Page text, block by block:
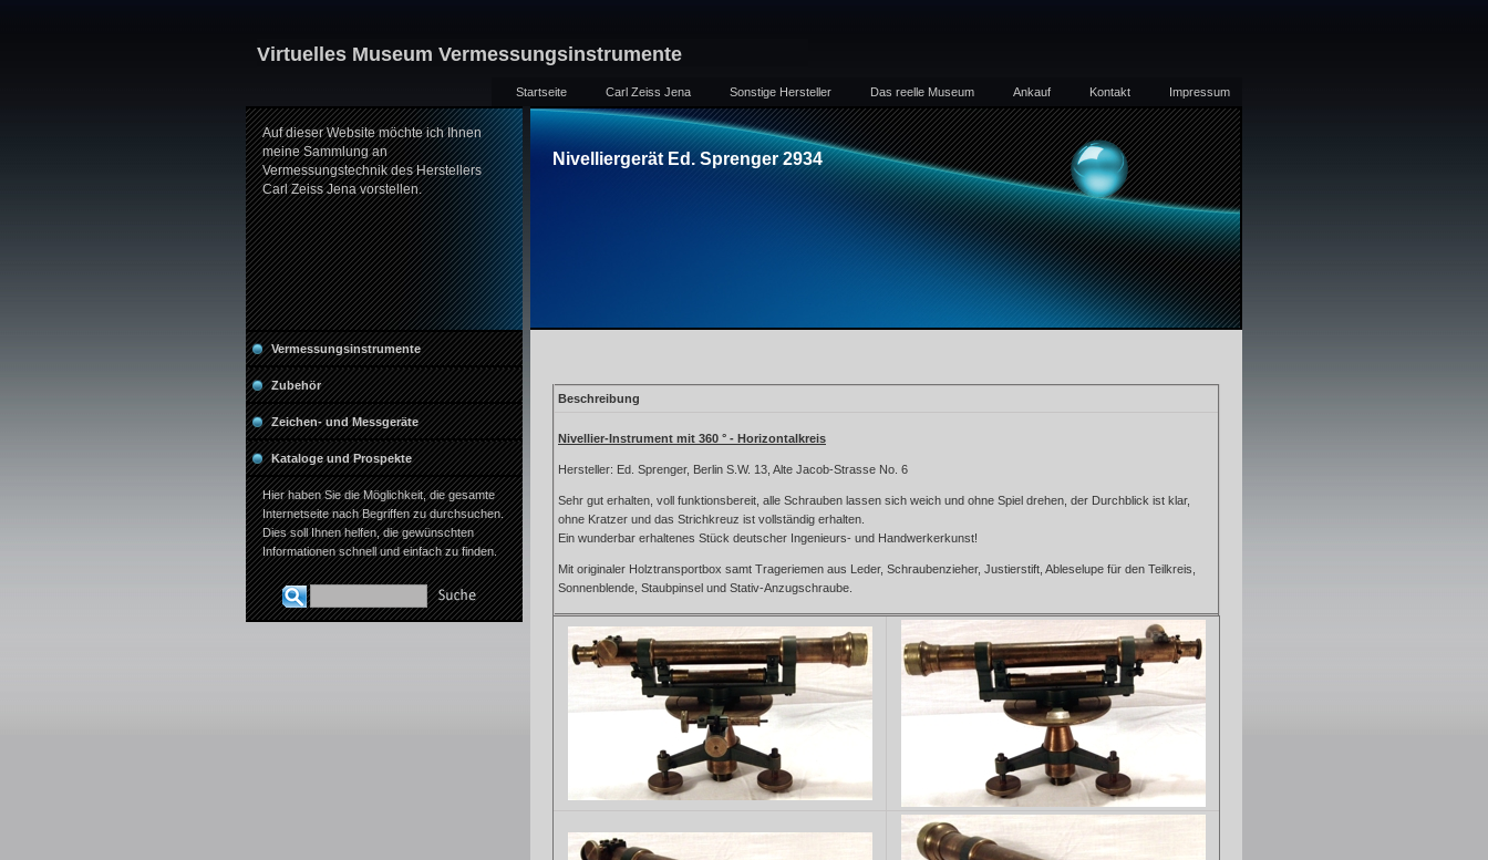
Virtuelles Museum Vermessungsinstrumente
Startseite Carl Zeiss Jena Sonstige Hersteller Das reelle Museum Ankauf Kontakt Impressum
Auf dieser Website möchte ich Ihnen
meine Sammlung an
Vermessungstechnik des Herstellers
Carl Zeiss Jena vorstellen.
Vermessungsinstrumente
Zubehör
Zeichen- und Messgeräte
Kataloge und Prospekte
Hier haben Sie die Möglichkeit, die gesamte
Internetseite nach Begriffen zu durchsuchen.
Dies soll Ihnen helfen, die gewünschten
Informationen schnell und einfach zu finden.
Nivelliergerät Ed. Sprenger 2934
Beschreibung
Nivellier-Instrument mit 360 ° - Horizontalkreis
Hersteller: Ed. Sprenger, Berlin S.W. 13, Alte Jacob-Strasse No. 6
Sehr gut erhalten, voll funktionsbereit, alle Schrauben lassen sich weich und ohne Spiel drehen, der Durchblick ist klar,
ohne Kratzer und das Strichkreuz ist vollständig erhalten.
Ein wunderbar erhaltenes Stück deutscher Ingenieurs- und Handwerkerkunst!
Mit originaler Holztransportbox samt Trageriemen aus Leder, Schraubenzieher, Justierstift, Ableselupe für den Teilkreis,
Sonnenblende, Staubpinsel und Stativ-Anzugschraube.